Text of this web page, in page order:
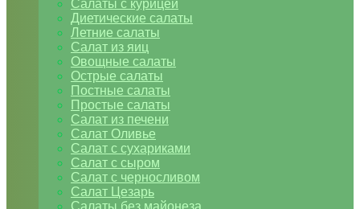
Салаты с курицей
Диетические салаты
Летние салаты
Салат из яиц
Овощные салаты
Острые салаты
Постные салаты
Простые салаты
Салат из печени
Салат Оливье
Салат с сухариками
Салат с сыром
Салат с черносливом
Салат Цезарь
Салаты без майонеза